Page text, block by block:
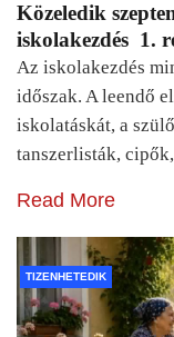
Közeledik
iskolakezdés 1.
Az iskolakezdés
időszak. A leendő
iskolatáskát, a
tanszerlisták,
Read More
TIZENHETEDIK